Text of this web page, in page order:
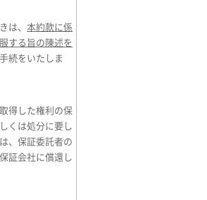
は、 本約款に係
する旨の陳述を
続をいたしま
得した権利の保
くは処分に要し
、保証委託者の
証会社に償還し